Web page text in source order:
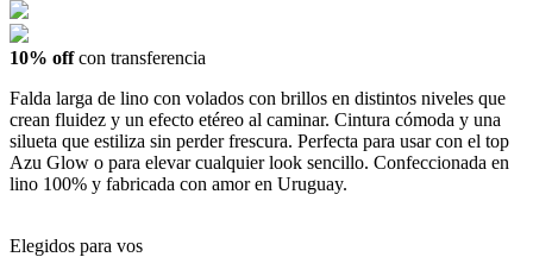
10% offcon transferencia
Falda larga de lino con volados con brillos en distintos niveles que
crean fluidez y un efecto etéreo al caminar. Cintura cómoda y una
silueta que estiliza sin perder frescura. Perfecta para usar con el top
Azu Glow o para elevar cualquier look sencillo. Confeccionada en
lino 100% y fabricada con amor en Uruguay.
Elegidos para vos